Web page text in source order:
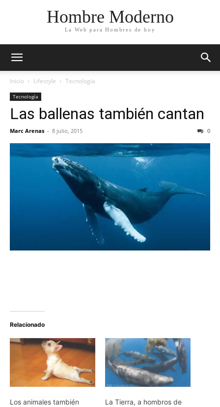
Hombre Moderno
La Web para Hombres de hoy
Inicio Lifestyle Tecnología
Tecnología
Las ballenas también cantan
Marc Arenas - 8 julio, 2015 0
Relacionado
Los animales también
La Tierra, a hombros de